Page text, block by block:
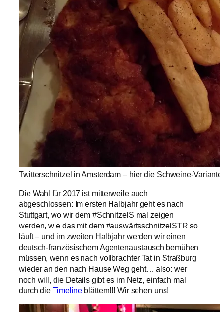
Twitterschnitzel in Amsterdam – hier die Schweine-
Die Wahl für 2017 ist mitterweile auch
abgeschlossen: Im ersten Halbjahr geht es nach
Stuttgart, wo wir dem #SchnitzelS mal zeigen
werden, wie das mit dem #auswärtsschnitzelSTR so
läuft – und im zweiten Halbjahr werden wir einen
deutsch-französischem Agentenaustausch bemühen
müssen, wenn es nach vollbrachter Tat in Straßburg
wieder an den nach Hause Weg geht… also: wer
noch will, die Details gibt es im Netz, einfach mal
durch dieTimeline blättern!!! Wir sehen uns!